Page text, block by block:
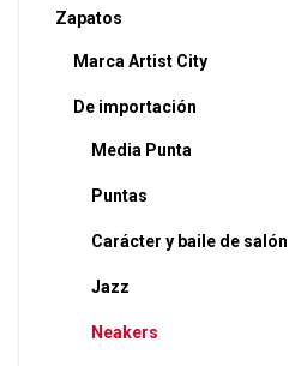
Zapatos
Marca Artist City
De importación
Media Punta
Puntas
Carácter y baile de salón
Jazz
Neakers